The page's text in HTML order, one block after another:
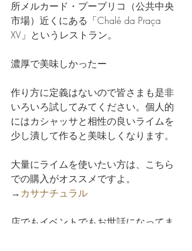
所メルカード・プーブリコ（公共中央
市場）近くにある「Chalé da Praça
XV」というレストラン。
濃厚で美味しかったー
作り方に定義はないので皆さまも是非
いろいろ試してみてください。個人的
にはカシャッサと相性の良いライムを
少し潰して作ると美味しくなります。
大量にライムを使いたい方は、こちら
での購入がオススメですよ。
→ カサナチュラル
店でもイベントでもお世話になってま